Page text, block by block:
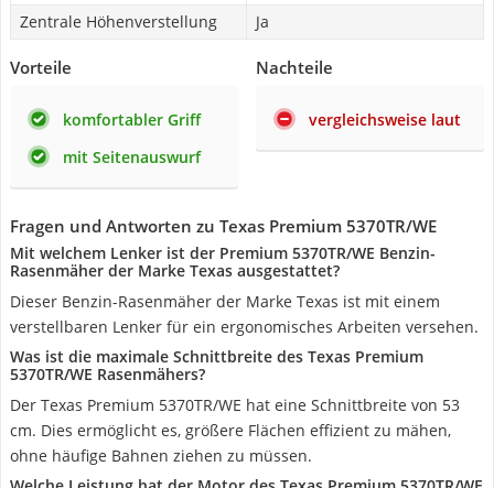
Zentrale Höhenverstellung
Ja
Vorteile
komfortabler Griff
mit Seitenauswurf
Nachteile
vergleichsweise laut
Fragen und Antworten zu Texas Premium 5370TR/WE
Mit welchem Lenker ist der Premium 5370TR/WE Benzin-
Rasenmäher der Marke Texas ausgestattet?
Dieser Benzin-Rasenmäher der Marke Texas ist mit einem
verstellbaren Lenker für ein ergonomisches Arbeiten versehen.
Was ist die maximale Schnittbreite des Texas Premium
5370TR/WE Rasenmähers?
Der Texas Premium 5370TR/WE hat eine Schnittbreite von 53
cm. Dies ermöglicht es, größere Flächen effizient zu mähen,
ohne häufige Bahnen ziehen zu müssen.